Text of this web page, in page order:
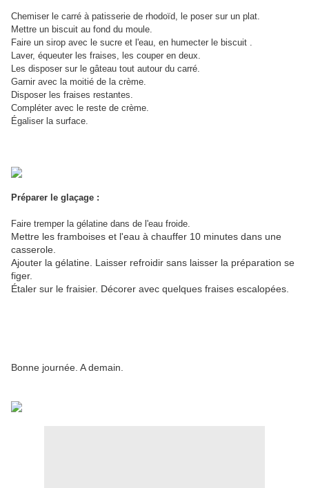
Chemiser le carré à patisserie de rhodoïd, le poser sur un plat.
Mettre un biscuit au fond du moule.
Faire un sirop avec le sucre et l'eau, en humecter le biscuit .
Laver, équeuter les fraises, les couper en deux.
Les disposer sur le gâteau tout autour du carré.
Garnir avec la moitié de la crème.
Disposer les fraises restantes.
Compléter avec le reste de crème.
Égaliser la surface.
Préparer le glaçage :
Faire tremper la gélatine dans de l'eau froide.
Mettre les framboises et l'eau à chauffer 10 minutes dans une
casserole.
Ajouter la gélatine. Laisser refroidir sans laisser la préparation se
figer.
Étaler sur le fraisier. Décorer avec quelques fraises escalopées.
Bonne journée. A demain.